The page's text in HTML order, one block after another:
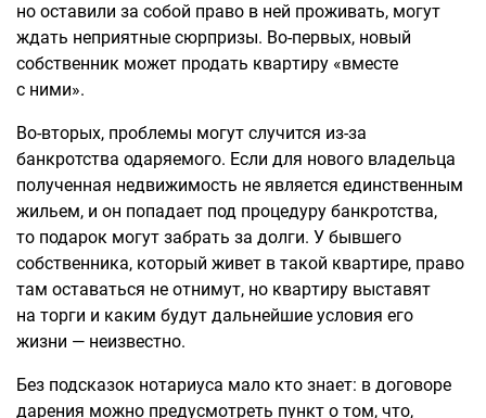
но оставили за собой право в ней проживать, могут
ждать неприятные сюрпризы. Во-первых, новый
собственник может продать квартиру «вместе
с ними».
Во-вторых, проблемы могут случится из-за
банкротства одаряемого. Если для нового владельца
полученная недвижимость не является единственным
жильем, и он попадает под процедуру банкротства,
то подарок могут забрать за долги. У бывшего
собственника, который живет в такой квартире, право
там оставаться не отнимут, но квартиру выставят
на торги и каким будут дальнейшие условия его
жизни — неизвестно.
Без подсказок нотариуса мало кто знает: в договоре
дарения можно предусмотреть пункт о том, что,